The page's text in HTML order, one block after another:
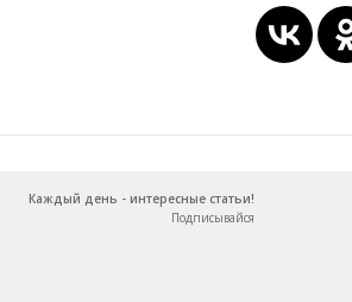
Каждый день - интересные статьи!
Подписывайся